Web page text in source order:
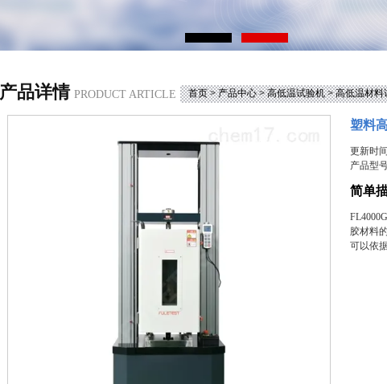
产品详情 PRODUCT ARTICLE 首页>产品中心>高低温试验机>高低温材料
塑料
更新时
产品型
简单
胶材料
可以依